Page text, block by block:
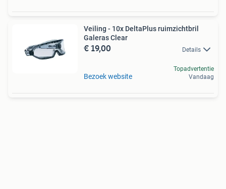
Veiling - 10x DeltaPlus ruimzichtbril
Galeras Clear
€ 19,00 Details
Bezoek website
Topadvertentie
Vandaag